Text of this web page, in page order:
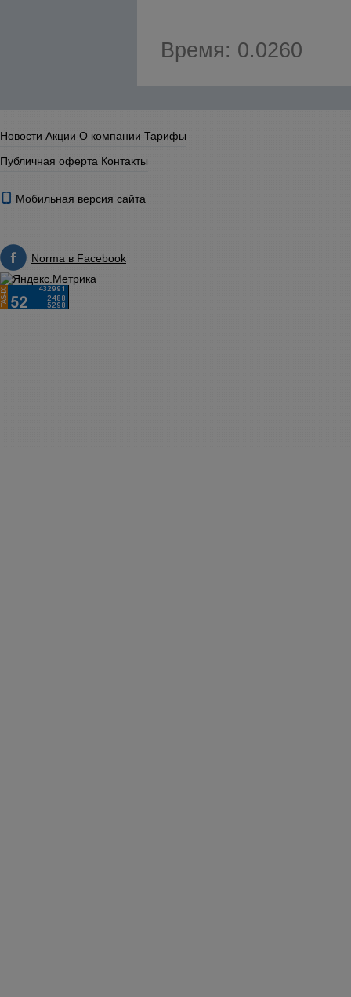
Время: 0.0260
Новости Акции О компании Тарифы
Публичная оферта Контакты
Мобильная версия сайта
Norma в Facebook